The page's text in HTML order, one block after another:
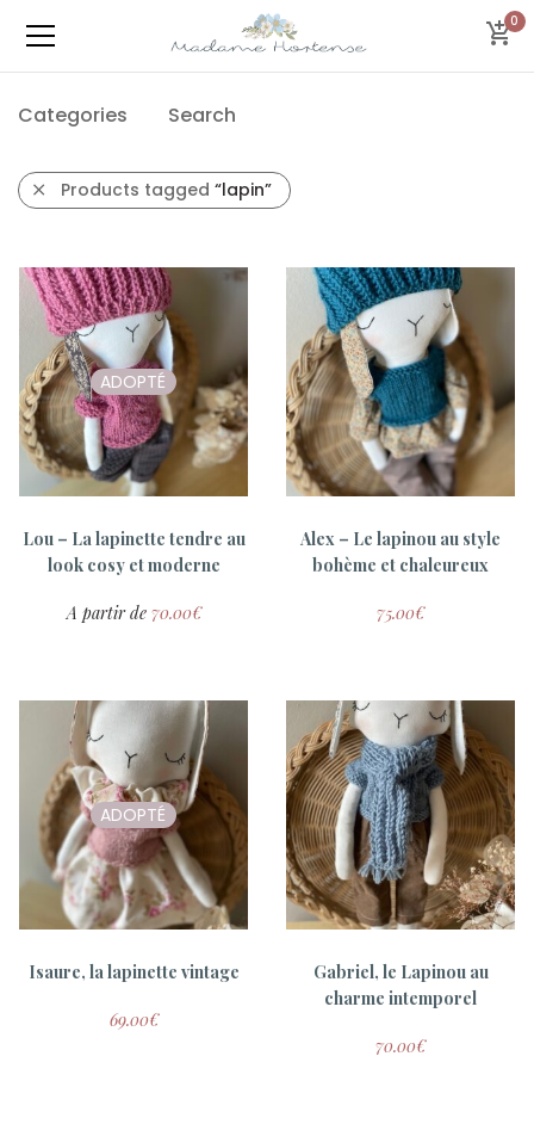
0
Categories Search
Products tagged “lapin”
ADOPTÉ
Lou – La lapinette tendre au
look cosy et moderne
A partir de 70.00€
Alex – Le lapinou au style
bohème et chaleureux
75.00€
ADOPTÉ
Isaure, la lapinette vintage
69.00€
Gabriel, le Lapinou au
charme intemporel
70.00€